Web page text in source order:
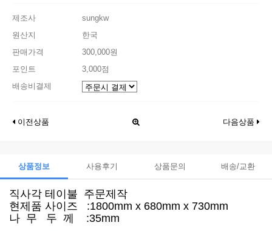
제조사
sungkw
원산지
한국
판매가격
300,000원
포인트
3,000점
배송비결제
이전상품 다음상품
상품정보 사용후기 상품문의 배송/교환
직사각 테이불 주문제작
현제품 사이즈 :1800mm x 680mm x 730mm
나 무 두 께 :35mm